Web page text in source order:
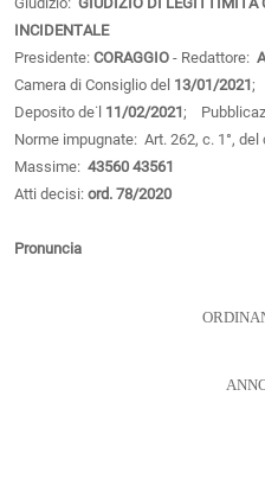
INCIDENTALE
Presidente: CORAGGIO - Redattore:
Camera di Consiglio del 13/01/2021;
Deposito de˙l 11/02/2021;
Norme impugnate: Art. 262, c. 1°,
Massime: 43560 43561
Atti decisi: ord. 78/2020
Pronuncia